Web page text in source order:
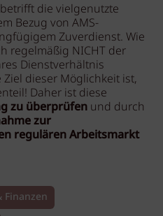
die vielgenutzte
Bezug von AMS-
Zuverdienst. Wie
regelmäßig NICHT der
Dienstverhältnis
dieser Möglichkeit ist,
Daher ist diese
zu überprüfen und durch
zur
regulären Arbeitsmarkt
Finanzen